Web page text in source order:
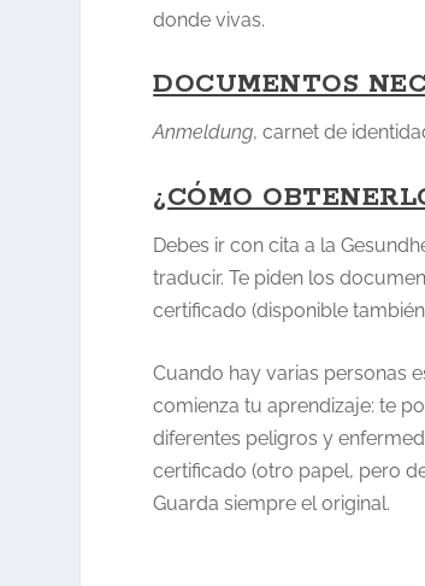
donde vivas.
DOCUMENTOS
Anmeldung, carnet de
¿CÓMO
Debes ir con cita a la
traducir. Te piden los
certificado (disponible
Cuando hay varias personas
comienza tu aprendizaje: te
diferentes peligros y
certificado (otro papel, pero
Guarda siempre el original.